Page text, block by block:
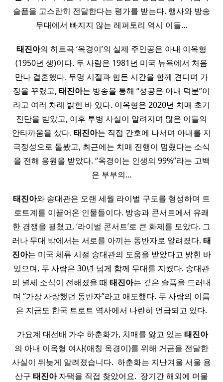
슬픔을 고스란히 전달한다는 평가를 받는다. 행사와 방송
무대에서 빠지지 않는 레퍼토리 역시 이들…
태진아의 히트곡 ‘옥경이’의 실제 주인공은 아내 이옥형
(1950년 생)이다. 두 사람은 1981년 미국 뉴욕에서 처음
만나 결혼했다. 무명 시절과 힘든 시간을 함께 견디며 가
정을 꾸렸고, 태진아는 방송을 통해 “성공은 아내 덕분”이
라고 여러 차례 밝힌 바 있다. 이옥형은 2020년 치매 초기
진단을 받았고, 이후 투병 사실이 알려지며 많은 이들의
안타까움을 샀다. 태진아는 직접 간호에 나서며 아내를 지
극정성으로 돌봤고, 최근에는 치매 진행이 멈췄다는 소식
을 전해 응원을 받았다. “옥경이는 인생의 99%”라는 고백
은 부부의…
태진아와 송대관은 오랜 세월 라이벌 구도를 형성하며 트
로트계를 이끌어온 인물들이다. 방송과 콘서트에서 유쾌
한 경쟁을 펼쳤고, ‘라이벌 콘서트’로 큰 화제를 모았다. 그
러나 무대 밖에서는 서로를 아끼는 동반자로 알려졌다. 태
진아는 미국 체류 시절 송대관의 도움을 받았다고 밝힌 바
있으며, 두 사람은 30년 넘게 함께 무대를 지켰다. 송대관
의 별세 소식이 전해졌을 때 태진아는 깊은 슬픔을 드러내
며 “가장 사랑했던 동반자”라고 애도했다. 두 사람의 이름
은 지금도 한국 트로트 역사에서 나란히 언급되고 있다.
​ 가요계 대선배 가수 하춘화가, 치매를 앓고 있는 태진아
의 아내 이옥형 여사(애칭 옥경이)를 위해 거금을 전달한
사실이 뒤늦게 알려졌습니다. ​ 하춘화는 지난겨울 서울 용
산구 태진아자택을 직접 찾았어요. ​ 장기간 해외에 머물